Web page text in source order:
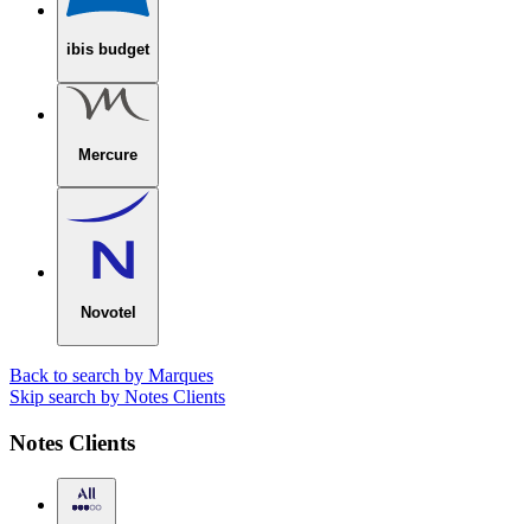
ibis budget
Mercure
Novotel
Back to search by Marques
Skip search by Notes Clients
Notes Clients